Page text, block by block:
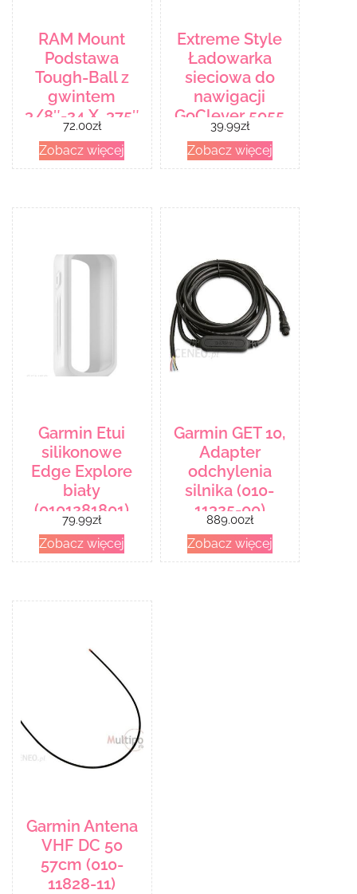
RAM Mount
Podstawa
Tough-Ball z
gwintem
3/8″-24 X .375″
(RAPB379U372437)
72.00zł
Zobacz więcej
Extreme Style
Ładowarka
sieciowa do
nawigacji
GoClever 5055
5055PL 5066
5066FMBT
(SGPS010)
39.99zł
Zobacz więcej
Garmin Etui
silikonowe
Edge Explore
biały
(0101281801)
79.99zł
Zobacz więcej
Garmin GET 10,
Adapter
odchylenia
silnika (010-
11325-00)
889.00zł
Zobacz więcej
Garmin Antena
VHF DC 50
57cm (010-
11828-11)